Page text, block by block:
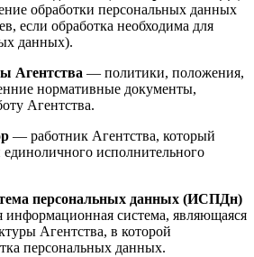
обработки персональных данных
если обработка необходима для
данных).
Агентства — политики, положения,
нормативные документы,
Агентства.
— работник Агентства, который
исполнительного
персональных данных (ИСПДн)
информационная система, являющаяся
Агентства, в которой
персональных данных.